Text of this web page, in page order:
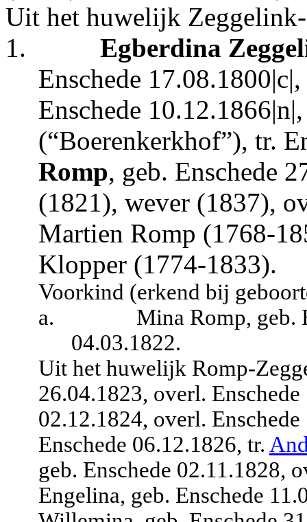
Uit het huwelijk
1.
Egberdina
Enschede
Enschede
(“Boerenkerkhof”), tr.
Romp, geb. Enschede
(1821), wever (1837),
Martien Romp (1768-
Klopper (1774-1833).
Voorkind (erkend bij
a.
Mina Romp, geb.
04.03.1822.
Uit het huwelijk Romp-
26.04.1823, overl.
02.12.1824, overl.
Enschede 06.12.1826, tr.
geb. Enschede 02.11.1828,
Engelina, geb. Enschede